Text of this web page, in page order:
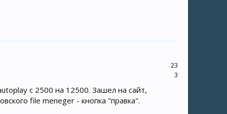
23
3
c 2500 на 12500. Зашел на сайт,
file meneger - кнопка "правка".